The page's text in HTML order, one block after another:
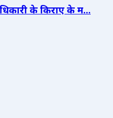
के किराए के म...